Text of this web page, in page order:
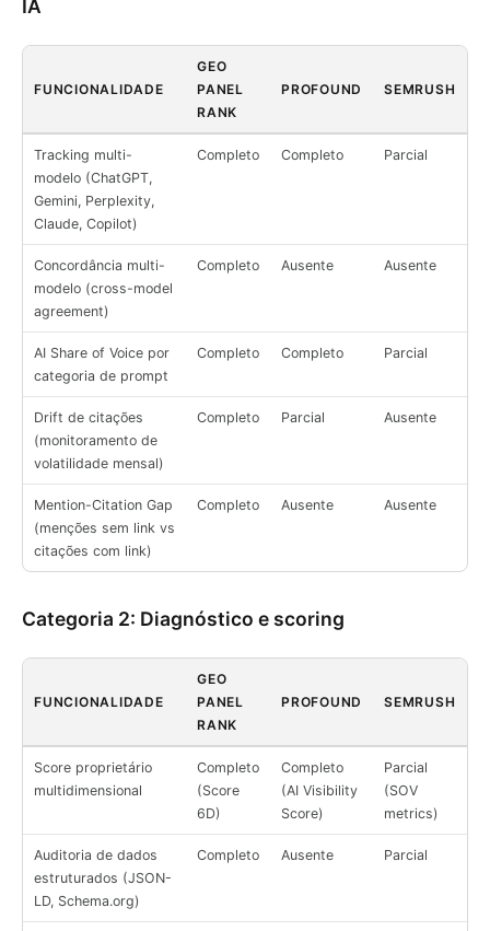
IA
FUNCIONALIDADE
GEO
PANEL
RANK
PROFOUND SEMRUSH
Tracking multi-
modelo (ChatGPT,
Gemini, Perplexity,
Claude, Copilot)
Completo Completo Parcial
Concordância multi-
modelo (cross-model
agreement)
Completo Ausente Ausente
AI Share of Voice por
categoria de prompt
Completo Completo Parcial
Drift de citações
(monitoramento de
volatilidade mensal)
Completo Parcial Ausente
Mention-Citation Gap
(menções sem link vs
citações com link)
Completo Ausente Ausente
Categoria 2: Diagnóstico e scoring
FUNCIONALIDADE
GEO
PANEL
RANK
PROFOUND SEMRUSH
Score proprietário
multidimensional
Completo
(Score
6D)
Completo
(AI Visibility
Score)
Parcial
(SOV
metrics)
Auditoria de dados
estruturados (JSON-
LD, Schema.org)
Completo Ausente Parcial